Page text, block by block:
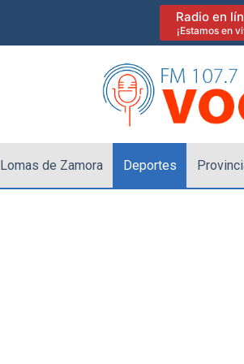
Radio en
¡Estamos en
Lomas de Zamora Deportes